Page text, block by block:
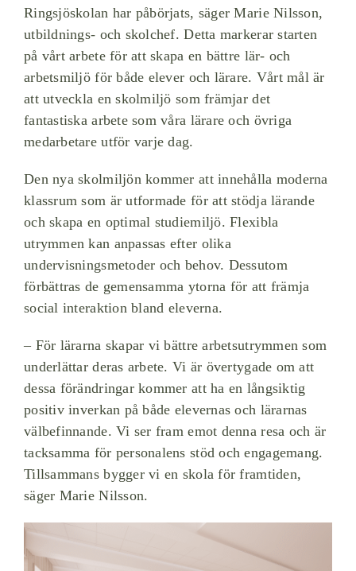
Ringsjöskolan har påbörjats, säger Marie Nilsson,
utbildnings- och skolchef. Detta markerar starten
på vårt arbete för att skapa en bättre lär- och
arbetsmiljö för både elever och lärare. Vårt mål är
att utveckla en skolmiljö som främjar det
fantastiska arbete som våra lärare och övriga
medarbetare utför varje dag.
Den nya skolmiljön kommer att innehålla moderna
klassrum som är utformade för att stödja lärande
och skapa en optimal studiemiljö. Flexibla
utrymmen kan anpassas efter olika
undervisningsmetoder och behov. Dessutom
förbättras de gemensamma ytorna för att främja
social interaktion bland eleverna.
– För lärarna skapar vi bättre arbetsutrymmen som
underlättar deras arbete. Vi är övertygade om att
dessa förändringar kommer att ha en långsiktig
positiv inverkan på både elevernas och lärarnas
välbefinnande. Vi ser fram emot denna resa och är
tacksamma för personalens stöd och engagemang.
Tillsammans bygger vi en skola för framtiden,
säger Marie Nilsson.